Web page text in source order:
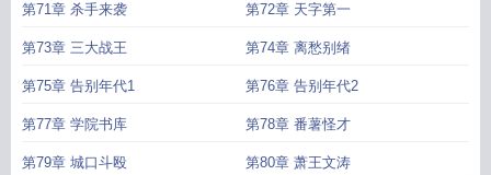
第71章 杀手来袭 第72章 天字第一
第73章 三大战王 第74章 离愁别绪
第75章 告别年代1 第76章 告别年代2
第77章 学院书库 第78章 番薯怪才
第79章 城口斗殴 第80章 萧王文涛